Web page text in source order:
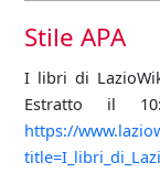
Stile APA
I libri di
Estratto il
https://